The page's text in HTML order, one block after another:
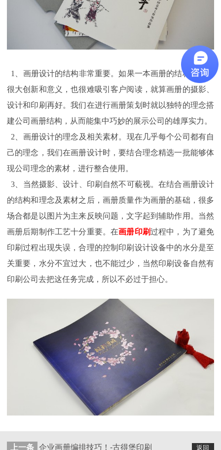
1、画册设计的结构非常重要。如果一本画册的结构，没有
很大创新和意义，也很难吸引客户阅读，就算画册的摄影、
设计和印刷再好。我们在进行画册策划时就以独特的理念搭
建公司画册结构，从而能集中巧妙的展示公司的雄厚实力。
2、画册设计的理念及相关素材。现在几乎每个公司都有自
己的理念，我们在画册设计时，要结合理念精选一批能够体
现公司理念的素材，进行整合使用。
3、当然摄影、设计、印刷自然不可藐视。在结合画册设计
的结构和理念及素材之后，画册质量作为画册的基础，很多
场合都是以图片为主来反映问题，文字起到辅助作用。当然
画册后期制作工艺十分重要。在画册印刷过程中，为了避免
印刷过程出现失误，合理的控制印刷设计设备中的水分是至
关重要，水分不宜过大，也不能过少，当然印刷设备自然有
印刷公司去把这任务完成，所以不必过于担心。
返回
上一条 企业画册编排技巧！-古得堡印刷